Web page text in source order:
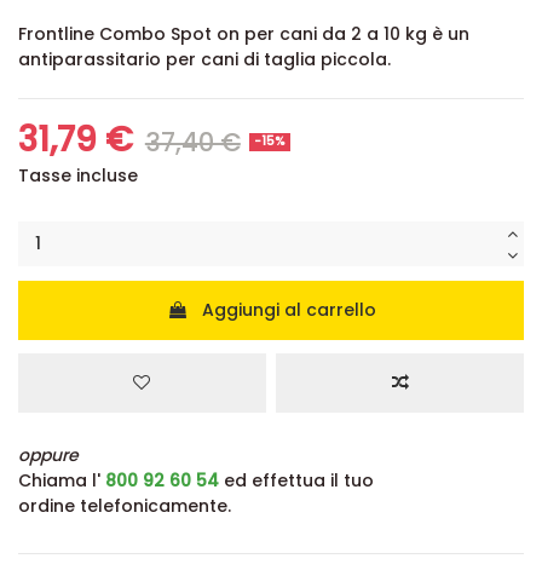
Frontline Combo Spot on per cani da 2 a 10 kg è un
antiparassitario per cani di taglia piccola.
31,79 € 37,40 € -15%
Tasse incluse
Aggiungi al carrello
oppure
Chiama l' 800 92 60 54 ed effettua il tuo
ordine telefonicamente.